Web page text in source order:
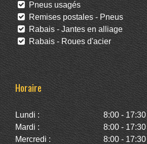
Pneus usagés
Remises postales - Pneus
Rabais - Jantes en alliage
Rabais - Roues d'acier
Horaire
Lundi :
8:00 - 17:30
Mardi :
8:00 - 17:30
Mercredi :
8:00 - 17:30